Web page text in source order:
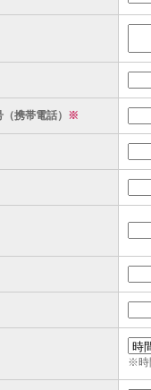
携帯電話） ※
※時